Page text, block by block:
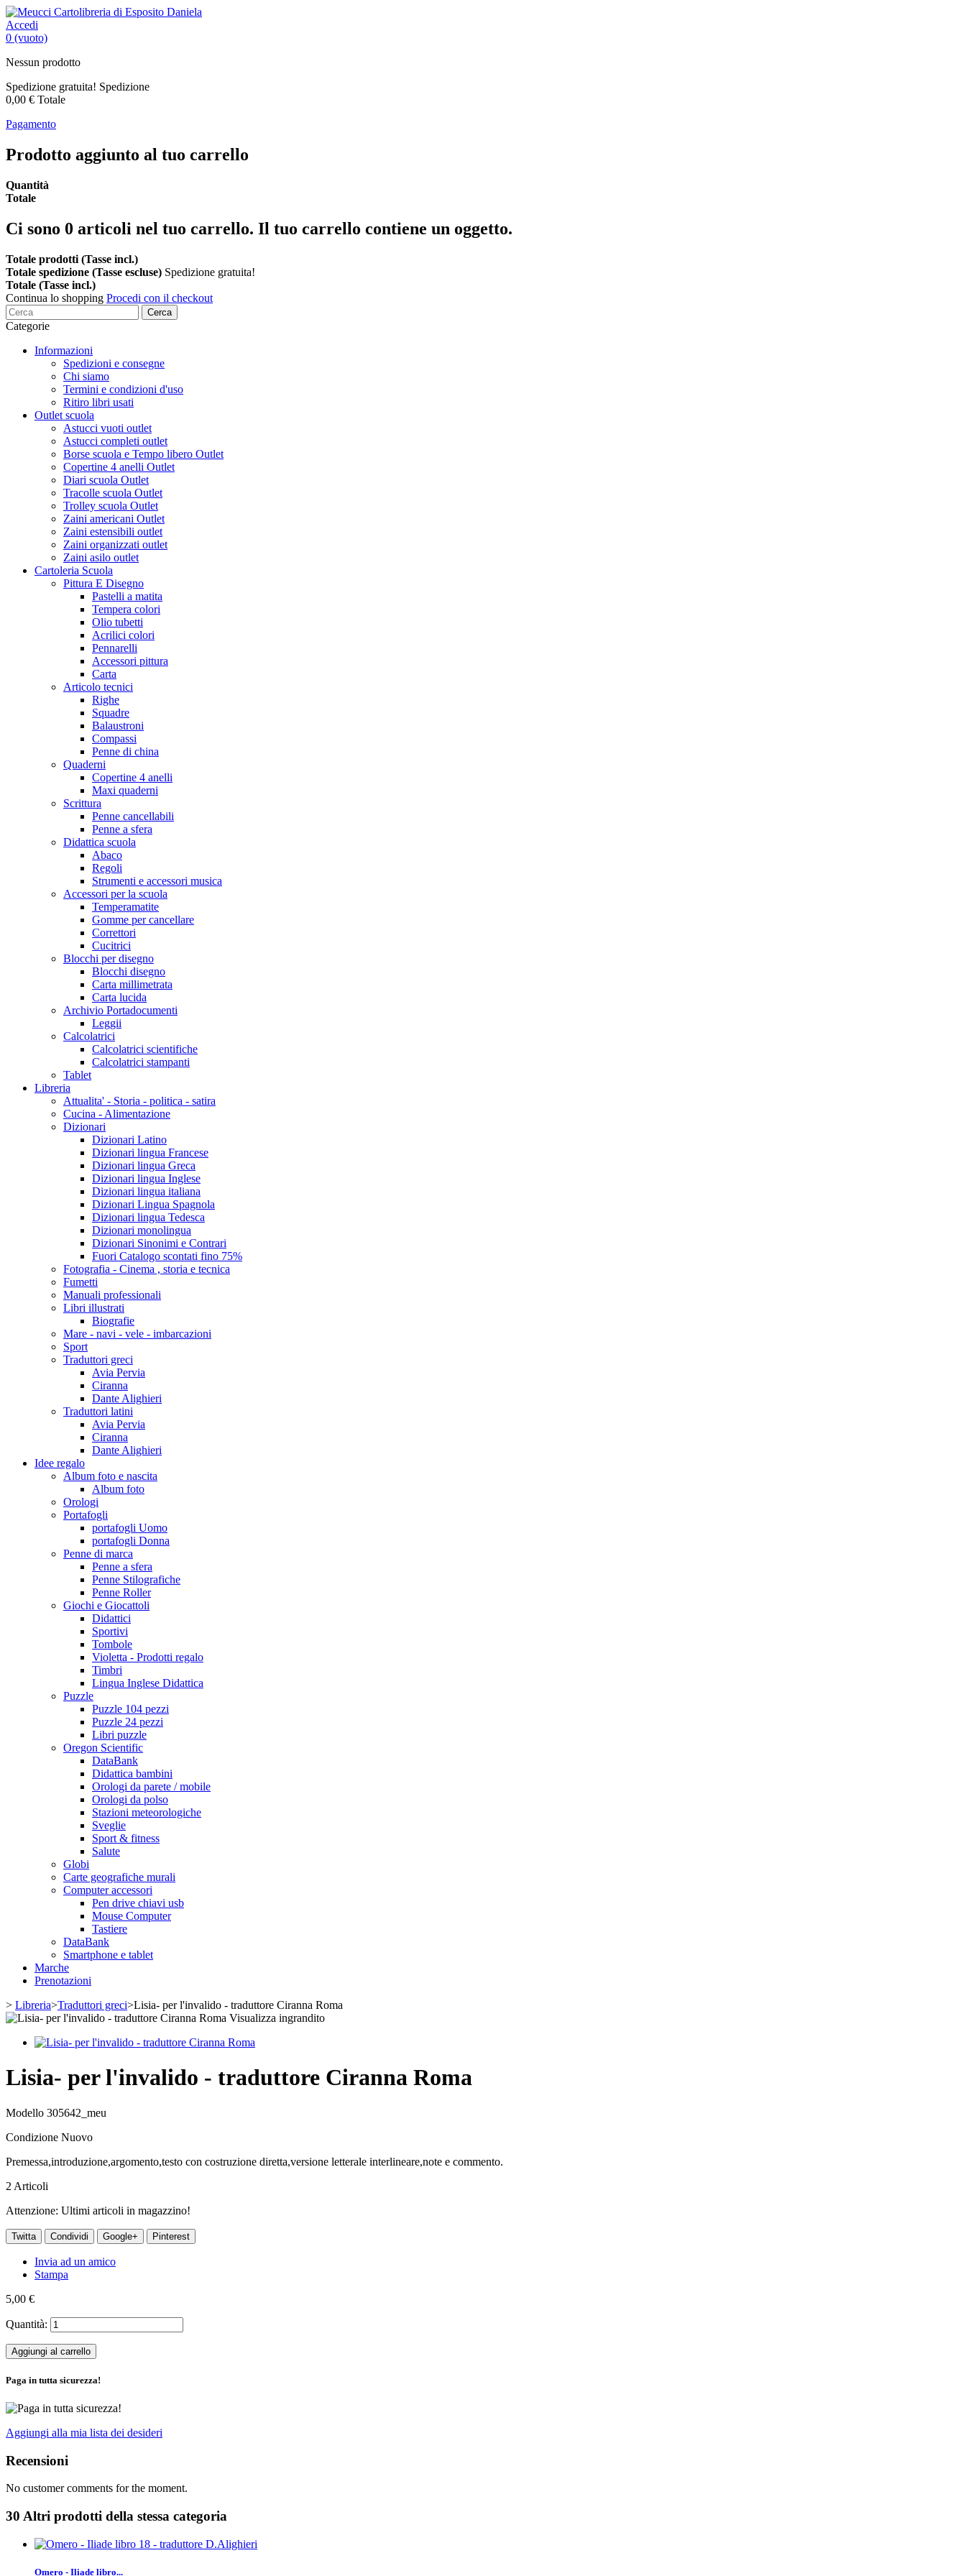
Accedi
0 (vuoto)
Nessun prodotto
Spedizione gratuita! Spedizione
0,00 € Totale
Pagamento
Prodotto aggiunto al tuo carrello
Quantità
Totale
Ci sono 0 articoli nel tuo carrello. Il tuo carrello contiene un oggetto.
Totale prodotti (Tasse incl.)
Totale spedizione (Tasse escluse) Spedizione gratuita!
Totale (Tasse incl.)
Continua lo shopping Procedi con il checkout
Cerca
Categorie
Informazioni
Spedizioni e consegne
Chi siamo
Termini e condizioni d'uso
Ritiro libri usati
Outlet scuola
Astucci vuoti outlet
Astucci completi outlet
Borse scuola e Tempo libero Outlet
Copertine 4 anelli Outlet
Diari scuola Outlet
Tracolle scuola Outlet
Trolley scuola Outlet
Zaini americani Outlet
Zaini estensibili outlet
Zaini organizzati outlet
Zaini asilo outlet
Cartoleria Scuola
Pittura E Disegno
Pastelli a matita
Tempera colori
Olio tubetti
Acrilici colori
Pennarelli
Accessori pittura
Carta
Articolo tecnici
Righe
Squadre
Balaustroni
Compassi
Penne di china
Quaderni
Copertine 4 anelli
Maxi quaderni
Scrittura
Penne cancellabili
Penne a sfera
Didattica scuola
Abaco
Regoli
Strumenti e accessori musica
Accessori per la scuola
Temperamatite
Gomme per cancellare
Correttori
Cucitrici
Blocchi per disegno
Blocchi disegno
Carta millimetrata
Carta lucida
Archivio Portadocumenti
Leggii
Calcolatrici
Calcolatrici scientifiche
Calcolatrici stampanti
Tablet
Libreria
Attualita' - Storia - politica - satira
Cucina - Alimentazione
Dizionari
Dizionari Latino
Dizionari lingua Francese
Dizionari lingua Greca
Dizionari lingua Inglese
Dizionari lingua italiana
Dizionari Lingua Spagnola
Dizionari lingua Tedesca
Dizionari monolingua
Dizionari Sinonimi e Contrari
Fuori Catalogo scontati fino 75%
Fotografia - Cinema , storia e tecnica
Fumetti
Manuali professionali
Libri illustrati
Biografie
Mare - navi - vele - imbarcazioni
Sport
Traduttori greci
Avia Pervia
Ciranna
Dante Alighieri
Traduttori latini
Avia Pervia
Ciranna
Dante Alighieri
Idee regalo
Album foto e nascita
Album foto
Orologi
Portafogli
portafogli Uomo
portafogli Donna
Penne di marca
Penne a sfera
Penne Stilografiche
Penne Roller
Giochi e Giocattoli
Didattici
Sportivi
Tombole
Violetta - Prodotti regalo
Timbri
Lingua Inglese Didattica
Puzzle
Puzzle 104 pezzi
Puzzle 24 pezzi
Libri puzzle
Oregon Scientific
DataBank
Didattica bambini
Orologi da parete / mobile
Orologi da polso
Stazioni meteorologiche
Sveglie
Sport & fitness
Salute
Globi
Carte geografiche murali
Computer accessori
Pen drive chiavi usb
Mouse Computer
Tastiere
DataBank
Smartphone e tablet
Marche
Prenotazioni
> Libreria>Traduttori greci>Lisia- per l'invalido - traduttore Ciranna Roma
Visualizza ingrandito
Lisia- per l'invalido - traduttore Ciranna Roma
Modello 305642_meu
Condizione Nuovo
Premessa,introduzione,argomento,testo con costruzione diretta,versione letterale interlineare,note e commento.
2 Articoli
Attenzione: Ultimi articoli in magazzino!
Twitta Condividi Google+ Pinterest
Invia ad un amico
Stampa
5,00 €
Quantità:
Aggiungi al carrello
Paga in tutta sicurezza!
Aggiungi alla mia lista dei desideri
Recensioni
No customer comments for the moment.
30 Altri prodotti della stessa categoria
Omero - Iliade libro...